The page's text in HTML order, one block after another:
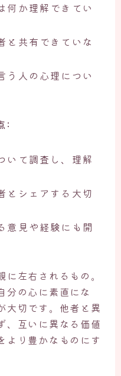
何か理解できてい
と共有できていな
う人の心理につい
:
いて調査し、理解
とシェアする大切
意見や経験にも開
左右されるもの。
分の心に素直にな
大切です。他者と異
、互いに異なる価値
より豊かなものにす